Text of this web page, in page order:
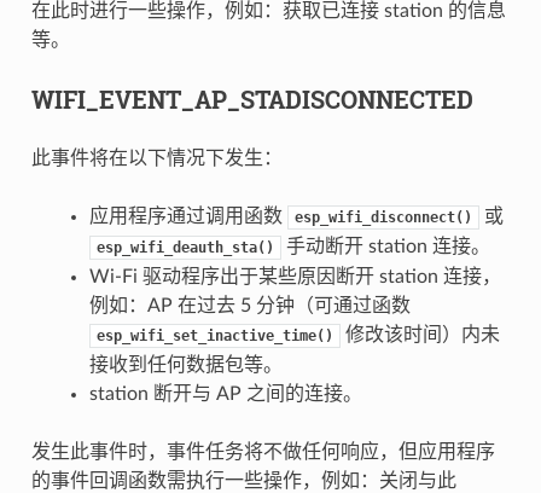
在此时进行一些操作，例如：获取已连接 station 的信息
等。
WIFI_EVENT_AP_STADISCONNECTED
此事件将在以下情况下发生：
应用程序通过调用函数 esp_wifi_disconnect() 或
esp_wifi_deauth_sta()
手动断开 station 连接。
Wi-Fi 驱动程序出于某些原因断开 station 连接，
例如：AP 在过去 5 分钟（可通过函数
esp_wifi_set_inactive_time()
修改该时间）内未
接收到任何数据包等。
station 断开与 AP 之间的连接。
发生此事件时，事件任务将不做任何响应，但应用程序
的事件回调函数需执行一些操作，例如：关闭与此